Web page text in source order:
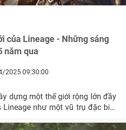
của Lineage - Những sáng
năm qua
2025 09:30:00
dựng một thế giới rộng lớn đầy
như một vũ trụ đặc biệt